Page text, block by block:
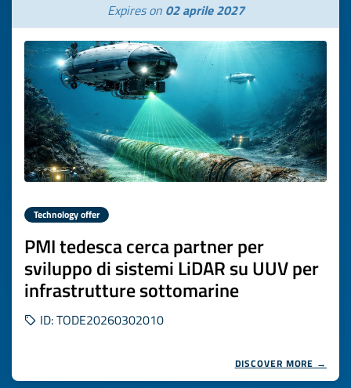
Expires on 02 aprile 2027
Technology offer
PMI tedesca cerca partner per
sviluppo di sistemi LiDAR su UUV per
infrastrutture sottomarine
ID: TODE20260302010
DISCOVER MORE →